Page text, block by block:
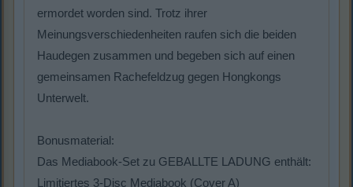
ermordet worden sind. Trotz ihrer
Meinungsverschiedenheiten raufen sich die beiden
Haudegen zusammen und begeben sich auf einen
gemeinsamen Rachefeldzug gegen Hongkongs
Unterwelt.
Bonusmaterial:
Das Mediabook-Set zu GEBALLTE LADUNG enthält:
Limitiertes 3-Disc Mediabook (Cover A)